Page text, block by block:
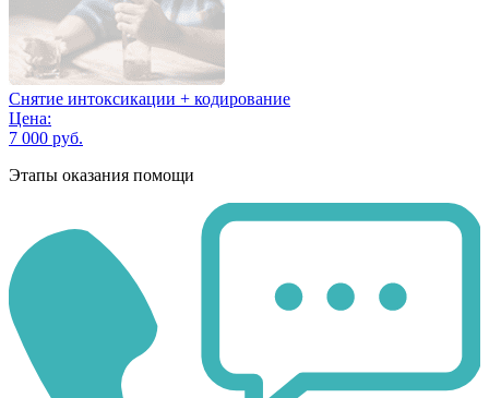
Снятие интоксикации + кодирование
Цена:
7 000 руб.
Этапы оказания помощи